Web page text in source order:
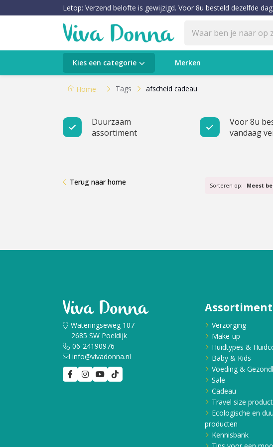
Letop: Verzend belofte is gewijzigd. Voor 8u besteld dezelfde
Kies een categorie Merken
Categorieën
Verzorging
Huidtypes & Huidcondities
Voeding & Gezondheid
Schrijf je nu in voor Beauty News
Home Tags afscheid cadeau
Duurzaam
assortiment
Voor 8u
vandaag
Terug naar home Sorteren op: Meest
Wateringseweg 107
2685 SW Poeldijk
06-24190976
info@vivadonna.nl
Assortiment
Verzorging
Make-up
Huidtypes &
Baby & Kids
Voeding &
Sale
Cadeau
Travel size
Ecologische en
producten
Kennisbank